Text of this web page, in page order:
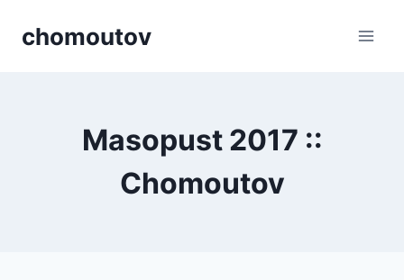
chomoutov
Masopust 2017 ::
Chomoutov